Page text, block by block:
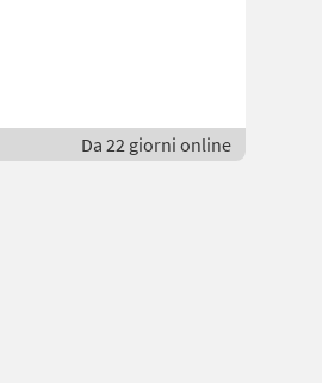
Da 22 giorni online